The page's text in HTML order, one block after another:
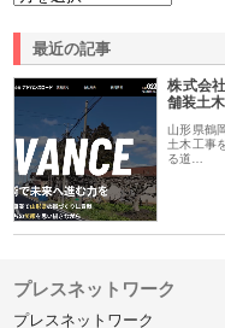
最近の記事
株式会
舗装土
山形県鶴
土木工事
る道…
プレスネットワーク
プレスネットワーク